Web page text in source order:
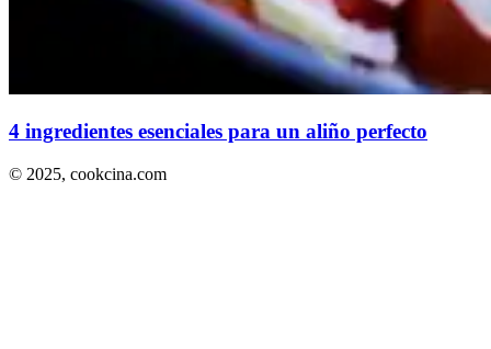
4 ingredientes esenciales para un aliño perfecto
© 2025, cookcina.com